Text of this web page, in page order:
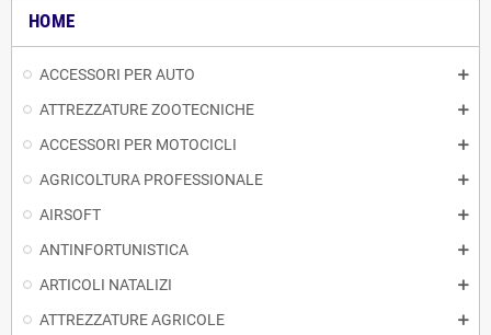
HOME
ACCESSORI PER AUTO
ATTREZZATURE ZOOTECNICHE
ACCESSORI PER MOTOCICLI
AGRICOLTURA PROFESSIONALE
AIRSOFT
ANTINFORTUNISTICA
ARTICOLI NATALIZI
ATTREZZATURE AGRICOLE